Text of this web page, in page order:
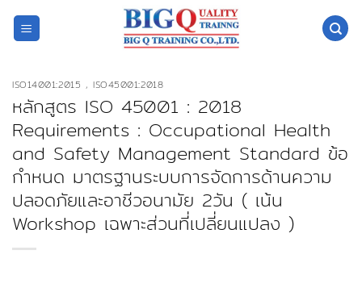
ISO14001:2015 , ISO45001:2018
หลักสูตร ISO 45001 : 2018
Requirements : Occupational Health
and Safety Management Standard ข้อ
กำหนด มาตรฐานระบบการจัดการด้านความ
ปลอดภัยและอาชีวอนามัย 2วัน ( เน้น
Workshop เฉพาะส่วนที่เปลี่ยนแปลง )